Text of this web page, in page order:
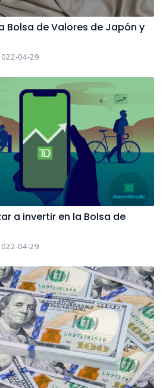
Bolsa de Valores de Japón y
04-29
a invertir en la Bolsa de
04-29